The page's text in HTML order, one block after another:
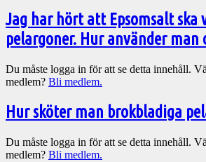
Jag har hört att Epsomsalt ska
pelargoner. Hur använder man
Du måste logga in för att se detta innehåll.
medlem? Bli medlem.
Hur sköter man brokbladiga
Du måste logga in för att se detta innehåll.
medlem? Bli medlem.